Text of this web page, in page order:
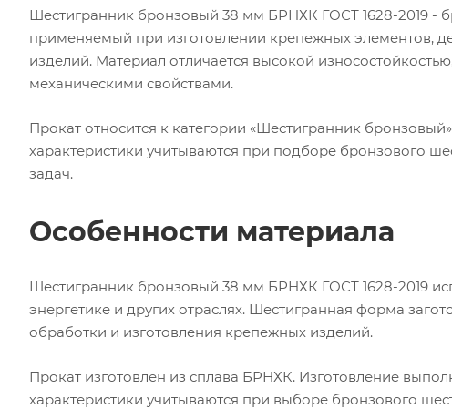
Шестигранник бронзовый 38 мм БРНХК ГОСТ 1628-2019 -
применяемый при изготовлении крепежных элементов,
изделий. Материал отличается высокой
механическими свойствами.
Прокат относится к категории «Шестигранник
характеристики учитываются при подборе бронзового
задач.
Особенности материала
Шестигранник бронзовый 38 мм БРНХК ГОСТ 1628-2019
энергетике и других отраслях. Шестигранная форма
обработки и изготовления крепежных изделий.
Прокат изготовлен из сплава БРНХК. Изготовление
характеристики учитываются при выборе бронзового